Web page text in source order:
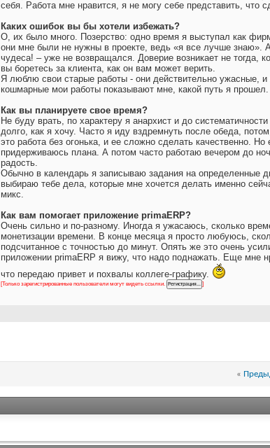
себя. Работа мне нравится, я не могу себе представить, что
Каких ошибок вы бы хотели избежать?
О, их было много. Позерство: одно время я выступал как
они мне были не нужны в проекте, ведь «я все лучше знаю».
чудеса! – уже не возвращался. Доверие возникает не тогда,
вы боретесь за клиента, как он вам может верить.
Я люблю свои старые работы - они действительно ужасные,
кошмарные мои работы показывают мне, какой путь я
Как вы планируете свое время?
Не буду врать, по характеру я анархист и до
долго, как я хочу. Часто я иду вздремнуть после обеда,
это работа без огонька, и ее сложно сделать качественно.
придерживаюсь плана. А потом часто работаю вечером до
радость.
Обычно в календарь я записываю задания на определенные
выбираю тебе дела, которые мне хочется делать именно
микс.
Как вам помогает приложение primaERP?
Очень сильно и по-разному. Иногда я ужасаюсь, сколько
монетизации времени. В конце месяца я просто любуюсь,
подсчитанное с точностью до минут. Опять же это очень
приложении primaERP я вижу, что надо поднажать. Еще мне
что передаю привет и похвалы коллеге-графику.
[Только зарегистрированные пользователи могут видеть ссылки. ]
«